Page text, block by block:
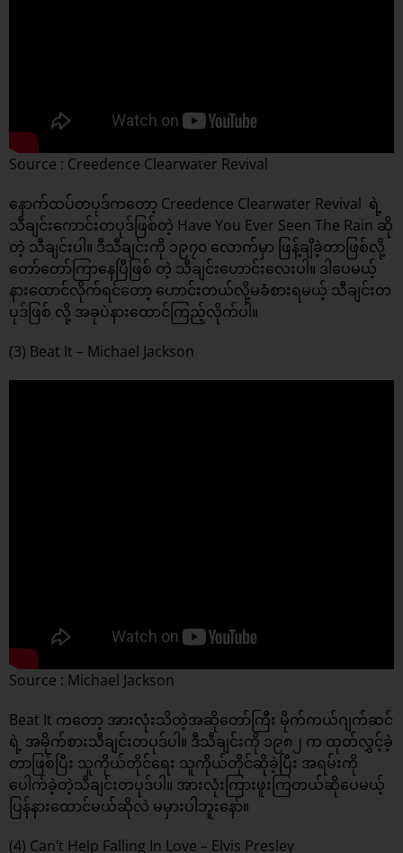
Source : Creedence Clearwater Revival
နောက်ထပ်တပုဒ်ကတော့ Creedence Clearwater Revival ရဲ့
သီချင်းကောင်းတပုဒ်ဖြစ်တဲ့ Have You Ever Seen The Rain ဆို
တဲ့ သီချင်းပါ။ ဒီသီချင်းကို ၁၉၇၀ လောက်မှာ ဖြန့်ချိခဲ့တာဖြစ်လို့
တော်တော်ကြာနေပြီဖြစ် တဲ့ သီချင်းဟောင်းလေးပါ။ ဒါပေမယ့်
နားထောင်လိုက်ရင်တော့ ဟောင်းတယ်လို့မခံစားရမယ့် သီချင်းတ
ပုဒ်ဖြစ် လို့ အခုပဲနားထောင်ကြည့်လိုက်ပါ။
(3) Beat It – Michael Jackson
Source : Michael Jackson
Beat It ကတော့ အားလုံးသိတဲ့အဆိုတော်ကြီး မိုက်ကယ်ဂျက်ဆင်
ရဲ့ အမိုက်စားသီချင်းတပုဒ်ပါ။ ဒီသီချင်းကို ၁၉၈၂ က ထုတ်လွှင့်ခဲ့
တာဖြစ်ပြီး သူကိုယ်တိုင်ရေး သူကိုယ်တိုင်ဆိုခဲ့ပြီး အရမ်းကို
ပေါက်ခဲ့တဲ့သီချင်းတပုဒ်ပါ။ အားလုံးကြားဖူးကြတယ်ဆိုပေမယ့်
ပြန်နားထောင်မယ်ဆိုလဲ မမှားပါဘူးနော်။
(4) Can’t Help Falling In Love – Elvis Presley